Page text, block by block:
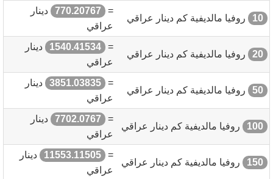
10 روفيا مالديفية كم دينار عراقي
=
770.20767
دينار
عراقي
20 روفيا مالديفية كم دينار عراقي
=
1540.41534
دينار
عراقي
50 روفيا مالديفية كم دينار عراقي
=
3851.03835
دينار
عراقي
100 روفيا مالديفية كم دينار عراقي
=
7702.0767
دينار
عراقي
150 روفيا مالديفية كم دينار عراقي
=
11553.11505
دينار
عراقي